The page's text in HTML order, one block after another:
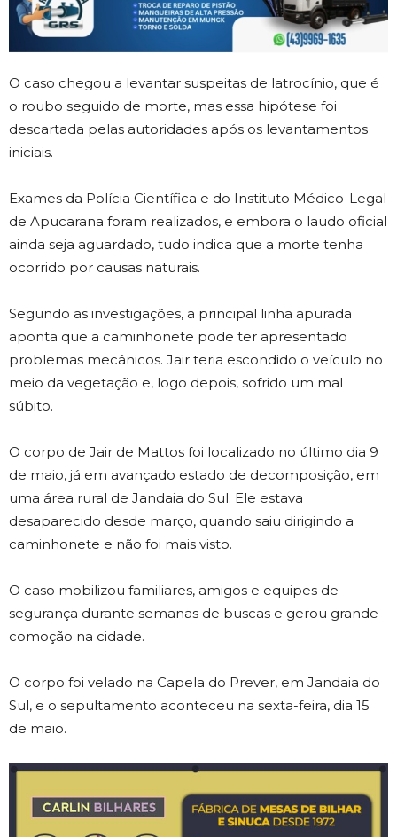
O caso chegou a levantar suspeitas de latrocínio, que é
o roubo seguido de morte, mas essa hipótese foi
descartada pelas autoridades após os levantamentos
iniciais.
Exames da Polícia Científica e do Instituto Médico-Legal
de Apucarana foram realizados, e embora o laudo oficial
ainda seja aguardado, tudo indica que a morte tenha
ocorrido por causas naturais.
Segundo as investigações, a principal linha apurada
aponta que a caminhonete pode ter apresentado
problemas mecânicos. Jair teria escondido o veículo no
meio da vegetação e, logo depois, sofrido um mal
súbito.
O corpo de Jair de Mattos foi localizado no último dia 9
de maio, já em avançado estado de decomposição, em
uma área rural de Jandaia do Sul. Ele estava
desaparecido desde março, quando saiu dirigindo a
caminhonete e não foi mais visto.
O caso mobilizou familiares, amigos e equipes de
segurança durante semanas de buscas e gerou grande
comoção na cidade.
O corpo foi velado na Capela do Prever, em Jandaia do
Sul, e o sepultamento aconteceu na sexta-feira, dia 15
de maio.